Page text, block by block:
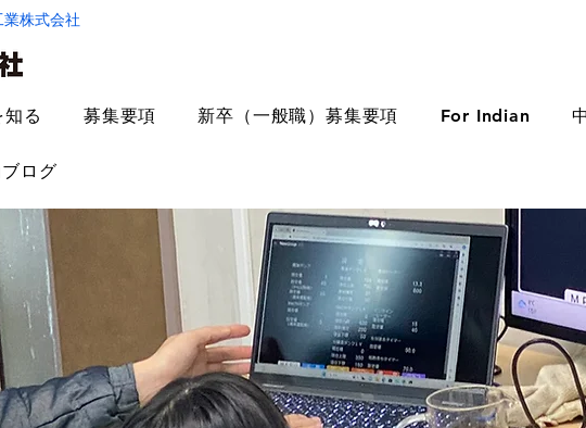
株式会社
る 募集要項 新卒（一般職）募集要項 For Indian
ログ